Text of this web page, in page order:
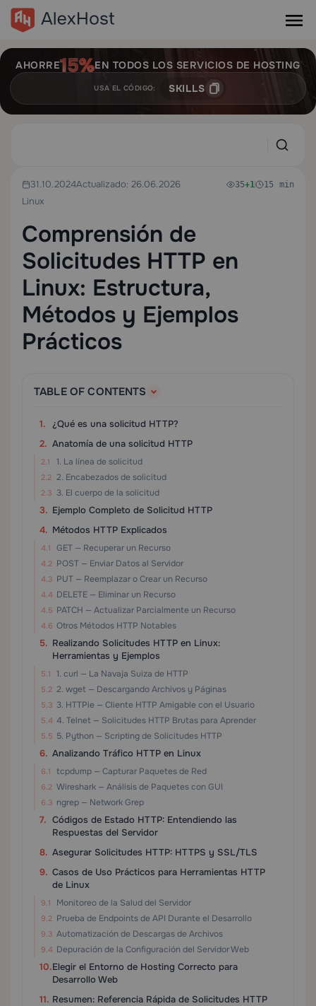
AHORRE EN TODOS LOS SERVICIOS DE HOSTING
USA EL CÓDIGO: SKILLS
31.10.2024Actualizado: 26.06.2026
Linux
35+1 15 min
Comprensión de
Solicitudes HTTP en
Linux: Estructura,
Métodos y Ejemplos
Prácticos
TABLE OF CONTENTS
¿Qué es una solicitud HTTP?
Anatomía de una solicitud HTTP
1. La línea de solicitud
2. Encabezados de solicitud
3. El cuerpo de la solicitud
Ejemplo Completo de Solicitud HTTP
Métodos HTTP Explicados
GET — Recuperar un Recurso
POST — Enviar Datos al Servidor
PUT — Reemplazar o Crear un Recurso
DELETE — Eliminar un Recurso
PATCH — Actualizar Parcialmente un Recurso
Otros Métodos HTTP Notables
Realizando Solicitudes HTTP en Linux:
Herramientas y Ejemplos
1. curl — La Navaja Suiza de HTTP
2. wget — Descargando Archivos y Páginas
3. HTTPie — Cliente HTTP Amigable con el Usuario
4. Telnet — Solicitudes HTTP Brutas para Aprender
5. Python — Scripting de Solicitudes HTTP
Analizando Tráfico HTTP en Linux
tcpdump — Capturar Paquetes de Red
Wireshark — Análisis de Paquetes con GUI
ngrep — Network Grep
Códigos de Estado HTTP: Entendiendo las
Respuestas del Servidor
Asegurar Solicitudes HTTP: HTTPS y SSL/TLS
Casos de Uso Prácticos para Herramientas HTTP
de Linux
Monitoreo de la Salud del Servidor
Prueba de Endpoints de API Durante el Desarrollo
Automatización de Descargas de Archivos
Depuración de la Configuración del Servidor Web
Elegir el Entorno de Hosting Correcto para
Desarrollo Web
Resumen: Referencia Rápida de Solicitudes HTTP